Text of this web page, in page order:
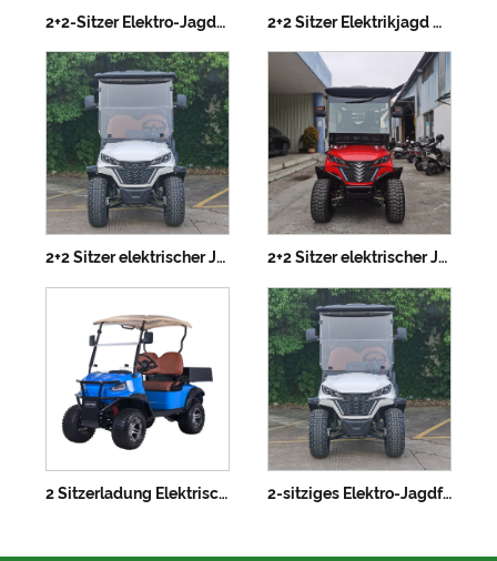
2+2-Sitzer Elektro-Jagdfahrzeug 2+2 Sitzer Elektrikjagd mit Lithiumbatterie
2+2 Sitzer elektrischer Jagdfahrzeug angehoben 2+2 Sitzer elektrischer Jagdfahrzeug mit Lithiumbatterie
2 Sitzerladung Elektrische Jagdfahrzeug mit Lithiumbatterie H1 2-sitziges Elektro-Jagdfahrzeug